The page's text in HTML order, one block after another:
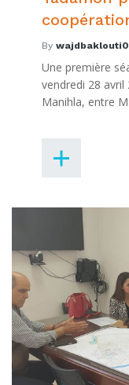
By
Une première
vendredi 28
Manihla, entre